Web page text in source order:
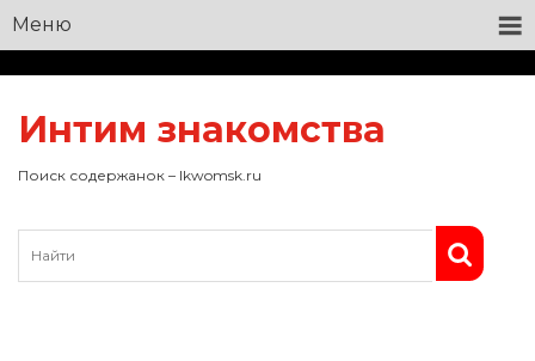
Меню
Интим знакомства
Поиск содержанок – lkwomsk.ru